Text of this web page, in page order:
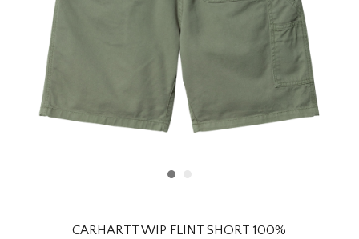
MERKEN
THE EDIT
CARHARTT WIP FLINT SHORT 100%